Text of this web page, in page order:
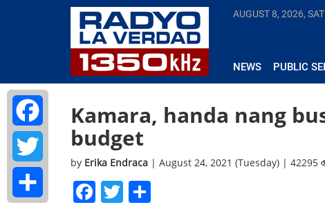
AUGUST 8, 2026, SAT
NEWS PUBLIC
Kamara, handa nang
budget
by Erika Endraca | August 24, 2021 (Tuesday) | 42295
Facebook
Twitter
Facebook
Twitter